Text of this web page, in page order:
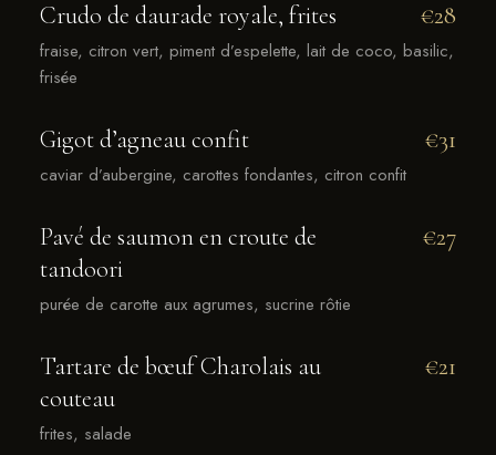
Crudo de daurade royale, frites €28
fraise, citron vert, piment d’espelette, lait de coco, basilic,
frisée
Gigot d’agneau confit €31
caviar d’aubergine, carottes fondantes, citron confit
Pavé de saumon en croute de
tandoori
€27
purée de carotte aux agrumes, sucrine rôtie
Tartare de bœuf Charolais au
couteau
€21
frites, salade